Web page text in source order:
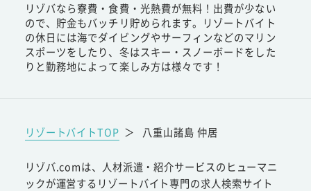
リゾバなら寮費・食費・光熱費が無料！出費が少ない
ので、貯金もバッチリ貯められます。リゾートバイト
の休日には海でダイビングやサーフィンなどのマリン
スポーツをしたり、冬はスキー・スノーボードをした
りと勤務地によって楽しみ方は様々です！
リゾートバイトTOP ＞ 八重山諸島 仲居
リゾバ.comは、人材派遣・紹介サービスのヒューマニ
ックが運営するリゾートバイト専門の求人検索サイト